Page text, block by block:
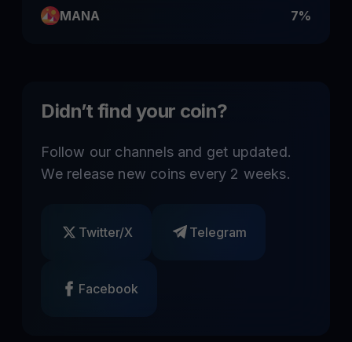
MANA 7%
Didn’t find your coin?
Follow our channels and get updated.
We release new coins every 2 weeks.
Twitter/X Telegram
Facebook